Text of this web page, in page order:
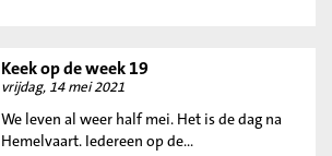
Keek op de week 19
vrijdag, 14 mei 2021
We leven al weer half mei. Het is de dag na
Hemelvaart. Iedereen op de...